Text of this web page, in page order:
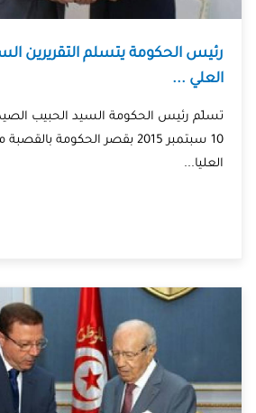
رئيس الحكومة يتسلم التقريرين
العلي ...
تسلّم رئيس الحكومة السيد الحبيب
10 سبتمبر 2015 بقصر الحكومة
العليا...